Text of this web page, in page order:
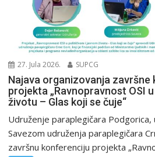
27. Jula 2026. SUPCG
Najava organizovanja završne
projekta „Ravnopravnost OSI
životu – Glas koji se čuje“
Udruženje paraplegičara
Savezom udruženja paraplegičara
završnu konferenciju projekta